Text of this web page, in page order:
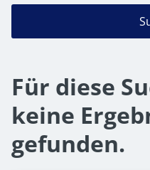
Für diese
keine
gefunden.